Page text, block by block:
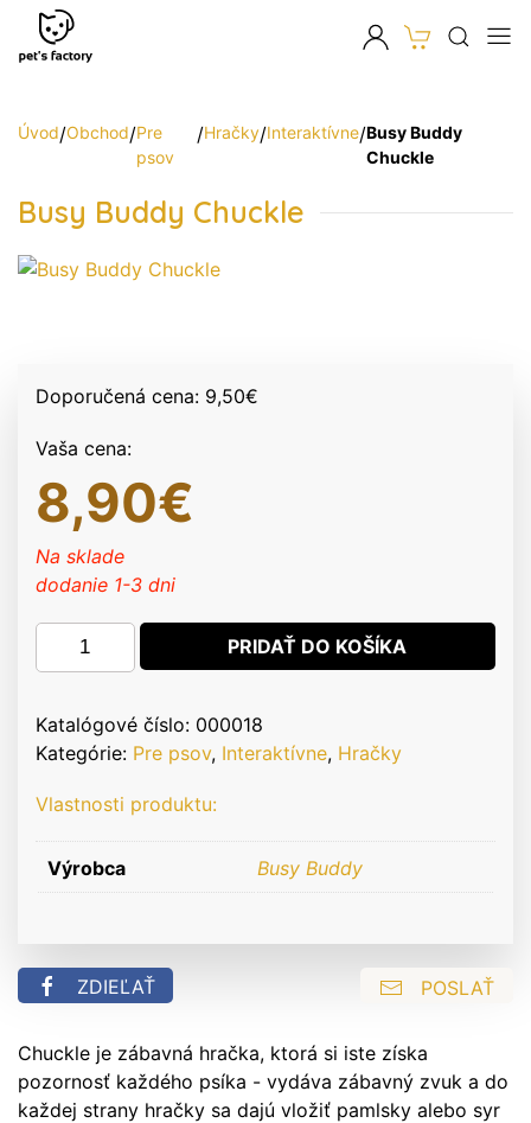
Úvod/Obchod/Pre
psov
/Hračky/Interaktívne/Busy Buddy
Chuckle
Busy Buddy Chuckle
Doporučená cena: 9,50€
Vaša cena:
8,90€
Na sklade
dodanie 1-3 dni
množstvo
Busy
Chuckle
PRIDAŤ DO KOŠÍKA
Katalógové číslo: 000018
Kategórie: Pre psov, Interaktívne, Hračky
Vlastnosti produktu:
Výrobca Busy Buddy
ZDIEĽAŤ POSLAŤ
Chuckle je zábavná hračka, ktorá si iste získa
pozornosť každého psíka - vydáva zábavný zvuk a do
každej strany hračky sa dajú vložiť pamlsky alebo syr